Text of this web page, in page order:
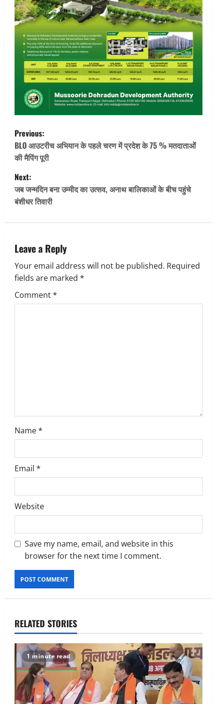
P
o
s
t
n
v
i
g
Previous:
BLO आउटरीच अभियान के पहले चरण में प्रदेश के 75 % मतदाताओं
की मैपिंग पूरी
Next:
जब जन्मदिन बना उम्मीद का उत्सव, अनाथ बालिकाओं के बीच पहुंचे
बंशीधर तिवारी
Leave a Reply
Your email address will not be published. Required
fields are marked *
Comment*
Name*
Email *
Website
Save my name, email, and website in this
browser for the next time I comment.
RELATED STORIES
1 minute read